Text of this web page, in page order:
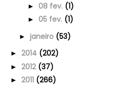
► 08 fev. (1)
► 05 fev. (1)
► janeiro (53)
► 2014 (202)
► 2012 (37)
► 2011 (266)